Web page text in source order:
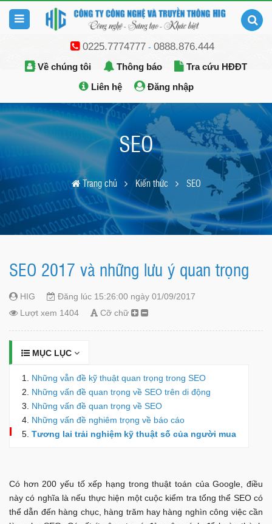
0225.7774777- 0888.876.444
Về chúng tôi Thông báo
Tra cứu HĐĐT
Liên hệ
Đăng nhập
SEO
Trang chủ Kiến thức SEO
SEO 2017 và những lưu ý quan trọng
HIG
Đăng lúc 15:26:00 ngày 01/09/2017
Lượt xem 1404
Cỡ chữ
MỤC LỤC
Những vẫn đề kỹ thuật quan trọng trong SEO
Những vấn đề quan trọng về SEO trên di động
Những vấn đề quan trọng về SEO
Những vấn đề nghiêm trọng về báo cáo
Tương lai trải nghiệm kỹ thuật số của người mua
Có hơn 200 yếu tố xếp hạng trong thuật toán của Google, điều
này có nghĩa là nếu thực hiện một cuộc kiểm tra tổng thể SEO có
thể dẫn đến hàng chục, hàng trăm hay hàng nghìn công việc cần